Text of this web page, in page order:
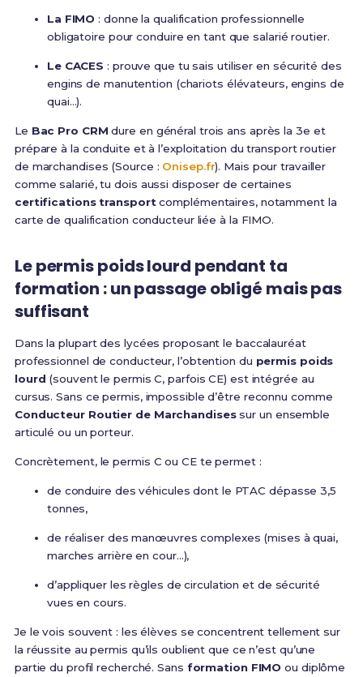
La FIMO : donne la qualification professionnelle
obligatoire pour conduire en tant que salarié routier.
Le CACES : prouve que tu sais utiliser en sécurité des
engins de manutention (chariots élévateurs, engins de
quai…).
Le Bac Pro CRM dure en général trois ans après la 3e et
prépare à la conduite et à l’exploitation du transport routier
de marchandises (Source : Onisep.fr). Mais pour travailler
comme salarié, tu dois aussi disposer de certaines
certifications transportcomplémentaires, notamment la
carte de qualification conducteur liée à la FIMO.
Le permis poids lourd pendant ta
formation : un passage obligé mais pas
suffisant
Dans la plupart des lycées proposant le baccalauréat
professionnel de conducteur, l’obtention du permis poids
lourd (souvent le permis C, parfois CE) est intégrée au
cursus. Sans ce permis, impossible d’être reconnu comme
Conducteur Routier de Marchandisessur un ensemble
articulé ou un porteur.
Concrètement, le permis C ou CE te permet :
de conduire des véhicules dont le PTAC dépasse 3,5
tonnes,
de réaliser des manœuvres complexes (mises à quai,
marches arrière en cour…),
d’appliquer les règles de circulation et de sécurité
vues en cours.
Je le vois souvent : les élèves se concentrent tellement sur
la réussite au permis qu’ils oublient que ce n’est qu’une
partie du profil recherché. Sans formation FIMO ou diplôme